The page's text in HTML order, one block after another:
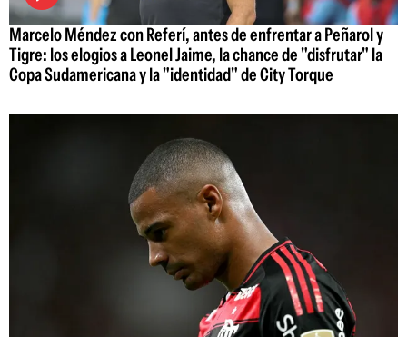
Marcelo Méndez con Referí, antes de enfrentar a Peñarol y
Tigre: los elogios a Leonel Jaime, la chance de "disfrutar" la
Copa Sudamericana y la "identidad" de City Torque